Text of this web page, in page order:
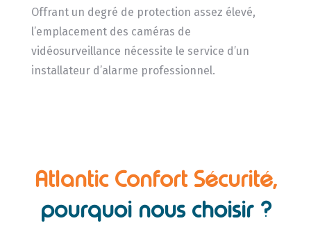
Offrant un degré de protection assez élevé,
l’emplacement des caméras de
vidéosurveillance nécessite le service d’un
installateur d’alarme professionnel.
Atlantic Confort Sécurité,
pourquoi nous choisir ?